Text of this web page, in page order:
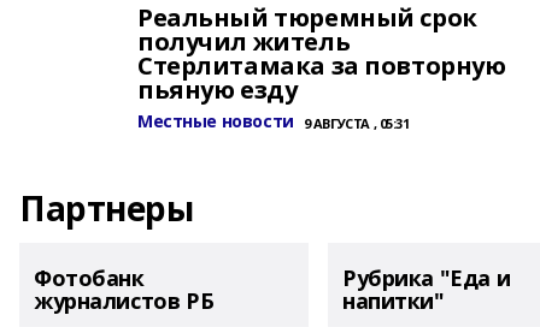
Реальный тюремный срок
получил житель
Стерлитамака за повторную
пьяную езду
Местные новости 9 АВГУСТА , 05:31
Партнеры
Фотобанк
журналистов РБ
Рубрика "Еда и
напитки"